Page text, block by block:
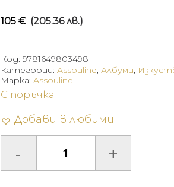
105 € (205.36 лв.)
Код: 9781649803498
Категории: Assouline, Албуми,
С поръчка
Добави в любими
Марка: Assouline